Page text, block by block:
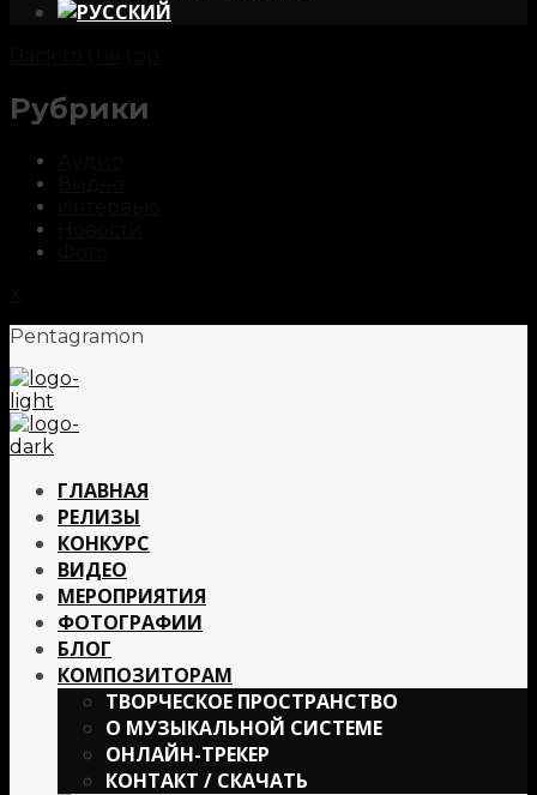
Рубрики
Pentagramon
ГЛАВНАЯ
РЕЛИЗЫ
КОНКУРС
ВИДЕО
МЕРОПРИЯТИЯ
ФОТОГРАФИИ
БЛОГ
КОМПОЗИТОРАМ
ТВОРЧЕСКОЕ ПРОСТРАНСТВО
О МУЗЫКАЛЬНОЙ СИСТЕМЕ
ОНЛАЙН-ТРЕКЕР
КОНТАКТ / СКАЧАТЬ